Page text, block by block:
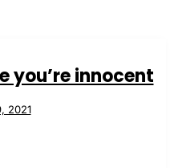
you’re innocent
2021